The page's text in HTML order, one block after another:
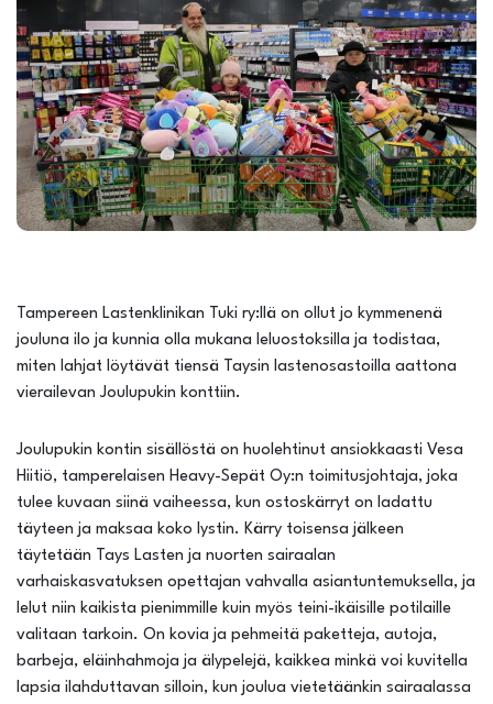
Tampereen Lastenklinikan Tuki ry:llä on ollut jo kymmenenä
jouluna ilo ja kunnia olla mukana leluostoksilla ja todistaa,
miten lahjat löytävät tiensä Taysin lastenosastoilla aattona
vierailevan Joulupukin konttiin.
Joulupukin kontin sisällöstä on huolehtinut ansiokkaasti Vesa
Hiitiö, tamperelaisen Heavy-Sepät Oy:n toimitusjohtaja, joka
tulee kuvaan siinä vaiheessa, kun ostoskärryt on ladattu
täyteen ja maksaa koko lystin. Kärry toisensa jälkeen
täytetään Tays Lasten ja nuorten sairaalan
varhaiskasvatuksen opettajan vahvalla asiantuntemuksella, ja
lelut niin kaikista pienimmille kuin myös teini-ikäisille potilaille
valitaan tarkoin. On kovia ja pehmeitä paketteja, autoja,
barbeja, eläinhahmoja ja älypelejä, kaikkea minkä voi kuvitella
lapsia ilahduttavan silloin, kun joulua vietetäänkin sairaalassa